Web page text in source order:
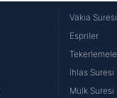
Vakıa Suresi
Espriler
İhlas Suresi
Mülk Suresi